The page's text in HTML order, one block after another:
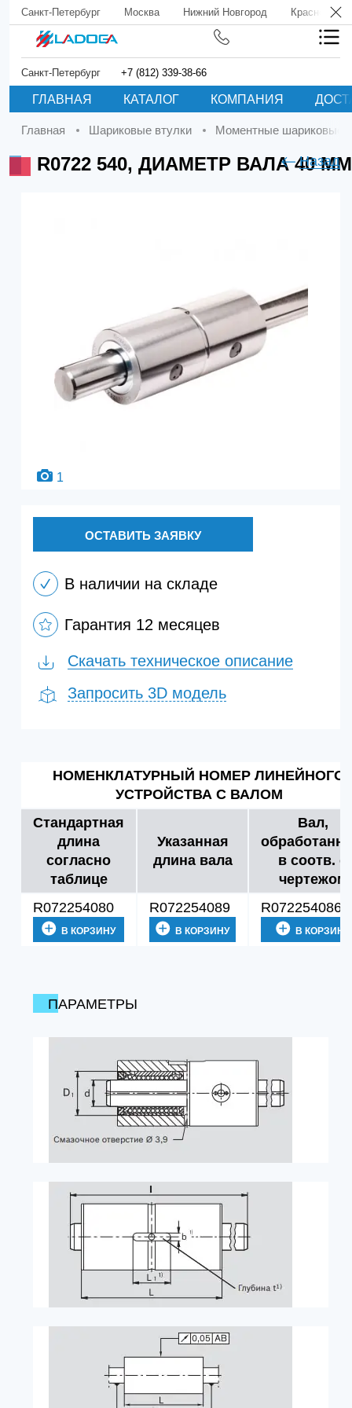
Санкт-Петербург Москва Нижний Новгород Краснодар
Санкт-Петербург +7 (812) 339-38-66
ГЛАВНАЯ КАТАЛОГ КОМПАНИЯ
Главная Шариковые втулки Моментные шариковые
R0722 540, ДИАМЕТР ВАЛА 40 ММ
Назад
1
ОСТАВИТЬ ЗАЯВКУ
В наличии на складе
Гарантия 12 месяцев
Скачать техническое описание
Запросить 3D модель
НОМЕНКЛАТУРНЫЙ НОМЕР ЛИНЕЙНОГО
УСТРОЙСТВА С ВАЛОМ
Стандартная
длина
согласно
таблице
Указанная
длина вала
Вал,
в соотв. с
чертежом
R072254080
В КОРЗИНУ
R072254089
В КОРЗИНУ
R072254086
В КОРЗИНУ
ПАРАМЕТРЫ